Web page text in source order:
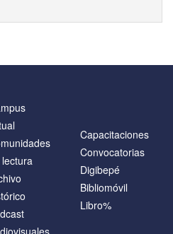
Capacitaciones
Convocatorias
Digibepé
Bibliomóvil
Libro%